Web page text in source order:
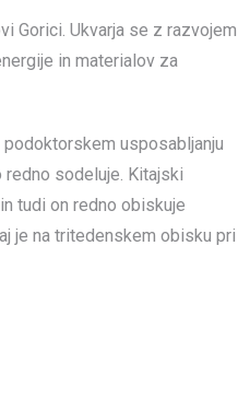
Gorici. Ukvarja se z razvojem
in materialov za
usposabljanju
redno sodeluje. Kitajski
tudi on redno obiskuje
je na tritedenskem obisku pri